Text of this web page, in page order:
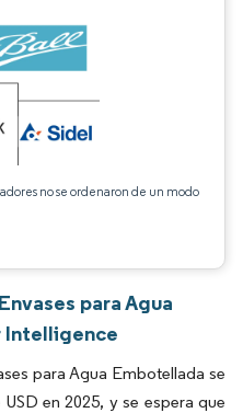
no se ordenaron de un modo
para Agua
Intelligence
para Agua Embotellada se
en 2025, y se espera que